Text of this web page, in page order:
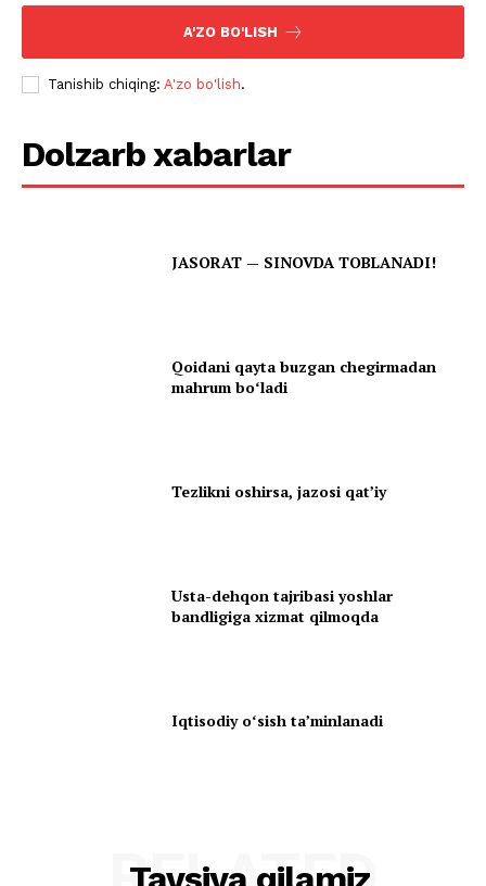
A'ZO BO'LISH
Tanishib chiqing: A'zo bo'lish.
Dolzarb xabarlar
JASORAT — SINOVDA TOBLANADI!
Qoidani qayta buzgan chegirmadan
mahrum boʻladi
Tezlikni oshirsa, jazosi qatʼiy
Usta-dehqon tajribasi yoshlar
bandligiga xizmat qilmoqda
Iqtisodiy oʻsish taʼminlanadi